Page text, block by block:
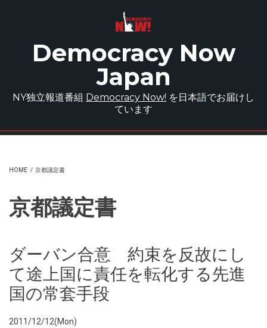
Democracy Now
Japan
NY独立報道番組 Democracy Now! を日本語でお届けし
ています
HOME / 京都議定書
京都議定書
ダーバン合意 約束を反故にし
て途上国に責任を転化する先進
国の常套手段
2011/12/12(Mon)